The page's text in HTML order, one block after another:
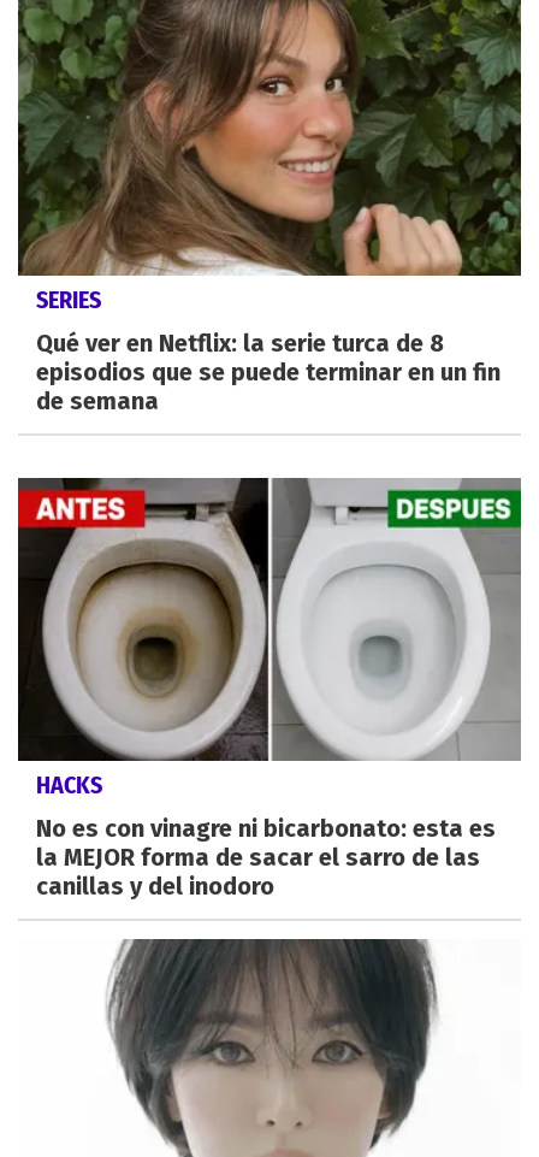
SERIES
Qué ver en Netflix: la serie turca de 8
episodios que se puede terminar en un fin
de semana
HACKS
No es con vinagre ni bicarbonato: esta es
la MEJOR forma de sacar el sarro de las
canillas y del inodoro